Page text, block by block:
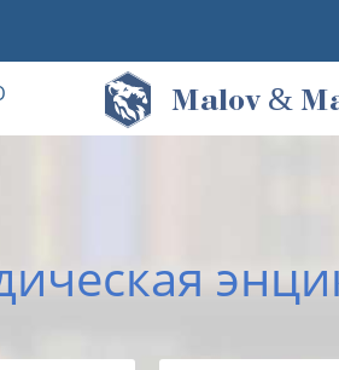
Malov & M